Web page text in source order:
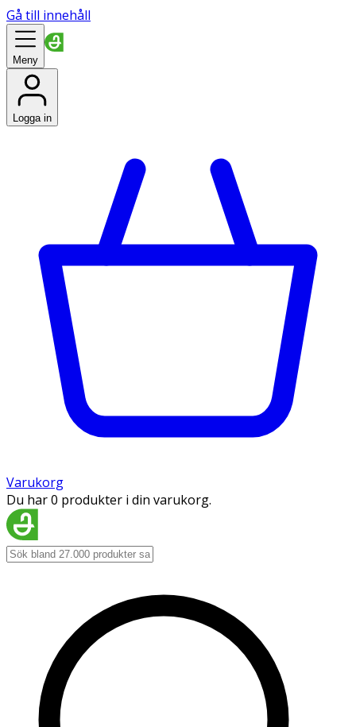
Gå till innehåll
Meny
Logga in
Varukorg
Du har 0 produkter i din varukorg.